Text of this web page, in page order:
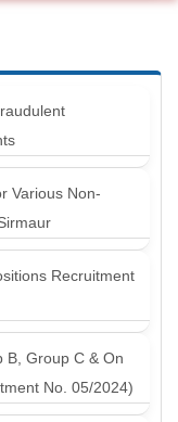
Various Non-
Recruitment
B, Group C & On
No. 05/2024)